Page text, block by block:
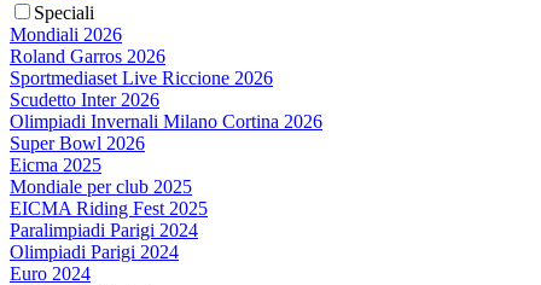
Speciali
Mondiali 2026
Roland Garros 2026
Sportmediaset Live Riccione 2026
Scudetto Inter 2026
Olimpiadi Invernali Milano Cortina 2026
Super Bowl 2026
Eicma 2025
Mondiale per club 2025
EICMA Riding Fest 2025
Paralimpiadi Parigi 2024
Olimpiadi Parigi 2024
Euro 2024